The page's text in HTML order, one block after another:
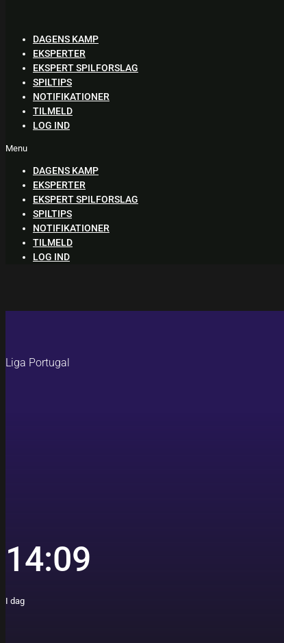
DAGENS KAMP
EKSPERTER
EKSPERT SPILFORSLAG
SPILTIPS
NOTIFIKATIONER
TILMELD
LOG IND
Menu
DAGENS KAMP
EKSPERTER
EKSPERT SPILFORSLAG
SPILTIPS
NOTIFIKATIONER
TILMELD
LOG IND
Liga Portugal
14:09
I dag